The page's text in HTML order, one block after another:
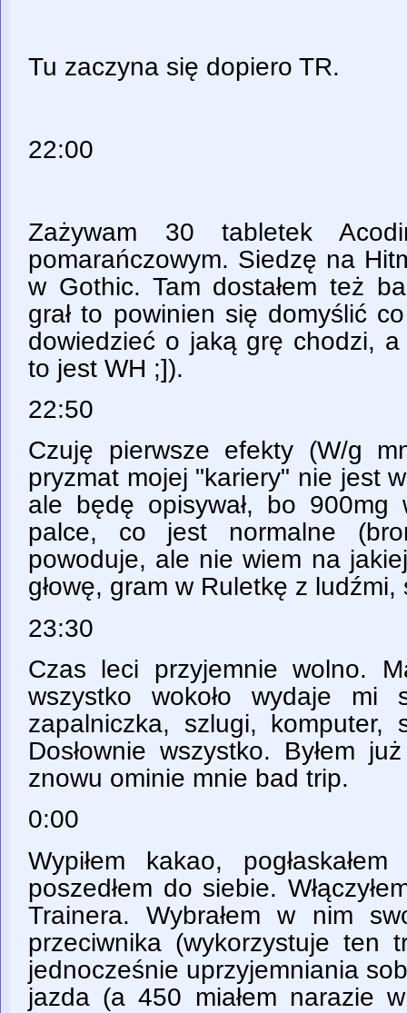
Tu zaczyna się dopiero TR.
22:00
Zażywam 30 tabletek
pomarańczowym. Siedzę na
w Gothic. Tam dostałem też
grał to powinien się domyślić
dowiedzieć o jaką grę chodzi,
to jest WH ;]).
22:50
Czuję pierwsze efekty (W/g
pryzmat mojej "kariery" nie jest
ale będę opisywał, bo 900mg
palce, co jest normalne
powoduje, ale nie wiem na
głowę, gram w Ruletkę z ludźmi,
23:30
Czas leci przyjemnie wolno.
wszystko wokoło wydaje mi
zapalniczka, szlugi, komputer,
Dosłownie wszystko. Byłem
znowu ominie mnie bad trip.
0:00
Wypiłem kakao,
poszedłem do siebie.
Trainera. Wybrałem w nim
przeciwnika (wykorzystuje ten
jednocześnie uprzyjemniania
jazda (a 450 miałem narazie